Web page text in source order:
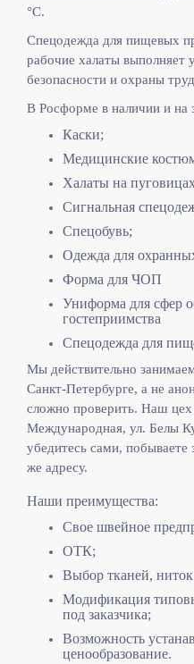
°C.
Спецодежда для пищевых
рабочие халаты выполняет
безопасности и охраны
В Росформе в наличии и на
Каски;
Медицинские
Халаты на
Сигнальная
Спецобувь;
Одежда для
Форма для ЧОП
Униформа для сфер
гостеприимства
Спецодежда для
Мы действительно
Санкт-Петербурге, а не
сложно проверить. Наш цех
Международная, ул. Белы
убедитесь сами,
же адресу.
Наши преимущества:
Свое швейное
ОТК;
Выбор тканей,
Модификация
под заказчика;
Возможность
ценообразование.